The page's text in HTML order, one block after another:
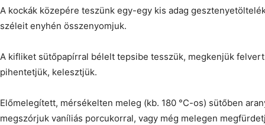
A kockák közepére teszünk egy-egy kis adag
széleit enyhén összenyomjuk.
A kifliket sütőpapírral bélelt tepsibe tesszük, megkenjük
pihentetjük, kelesztjük.
Előmelegített, mérsékelten meleg (kb. 180 °C-os) sütőben
megszórjuk vaníliás porcukorral, vagy még melegen